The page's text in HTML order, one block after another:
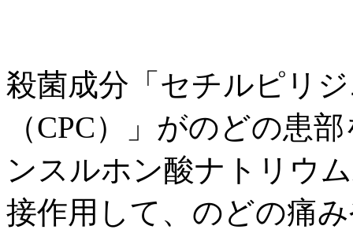
殺菌成分「セチルピリ
（CPC）」がのどの患
ンスルホン酸ナトリウ
接作用して、のどの痛